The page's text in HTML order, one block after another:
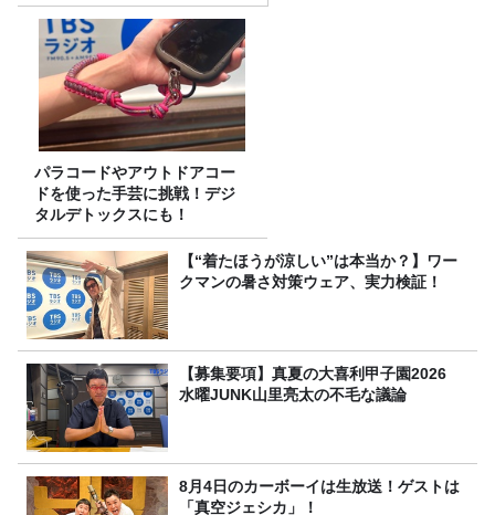
パラコードやアウトドアコー
ドを使った手芸に挑戦！デジ
タルデトックスにも！
【“着たほうが涼しい”は本当か？】ワー
クマンの暑さ対策ウェア、実力検証！
【募集要項】真夏の大喜利甲子園2026
水曜JUNK山里亮太の不毛な議論
8月4日のカーボーイは生放送！ゲストは
「真空ジェシカ」！